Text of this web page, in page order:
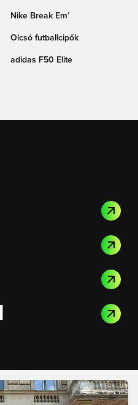
Nike Break Em’
Olcsó futballcipők
adidas F50 Elite